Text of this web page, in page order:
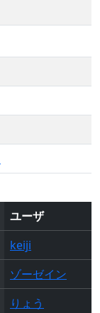
ユーザ
keiji
ゾーゼイン
りょう